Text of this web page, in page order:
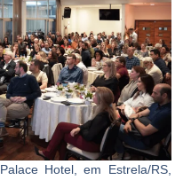
Hotel, em Estrela/RS,